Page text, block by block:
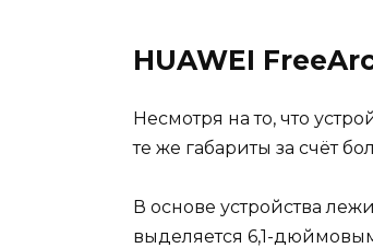
HUAWEI
Несмотря на то, что
те же габариты за счёт
В основе устройства
выделяется 6,1-